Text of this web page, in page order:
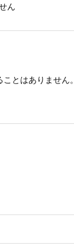
ん
とはありません。